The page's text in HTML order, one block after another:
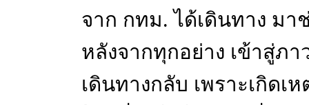
จาก กทม. ได้เดินทาง ม
หลังจากทุกอย่าง เข้าสู่ภ
เดินทางกลับ เพราะเกิดเ